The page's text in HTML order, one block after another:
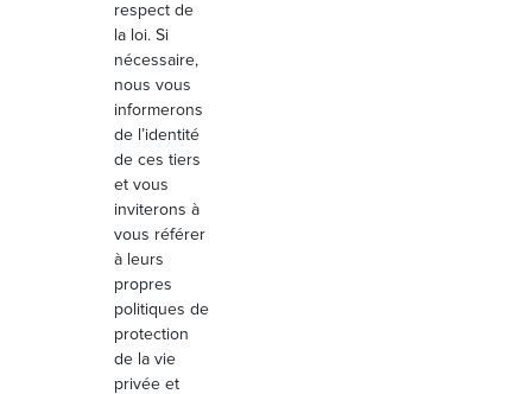
respect de
la loi. Si
nécessaire,
nous vous
informerons
de l’identité
de ces tiers
et vous
inviterons à
vous référer
à leurs
propres
politiques de
protection
de la vie
privée et